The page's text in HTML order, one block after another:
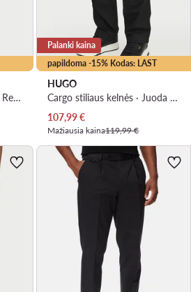
Sportinės kelnės · Juoda · Regular Fit
papildoma -15% Kodas: LAST
Palanki kaina
HUGO
Cargo stiliaus kelnės · Juoda · Regular Fit
Dabartinė kaina
107,99€
Mažiausia kaina119,99 €